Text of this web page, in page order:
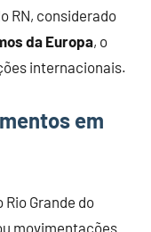
RN, considerado
da Europa, o
internacionais.
em
Grande do
movimentações